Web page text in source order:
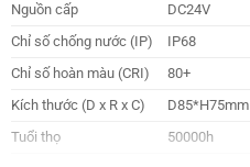
Nguồn cấp
DC24V
Chỉ số chống nước (IP)
IP68
Chỉ số hoàn màu (CRI)
80+
Kích thước (D x R x C)
D85*H75mm
Tuổi thọ
50000h